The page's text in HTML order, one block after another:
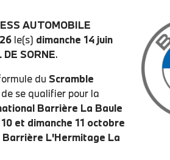
AUTOMOBILE
le(s) dimanche 14 juin
DE SORNE.
du Scramble
se qualifier pour la
Barrière La Baule
et dimanche 11 octobre
Barrière L'Hermitage La